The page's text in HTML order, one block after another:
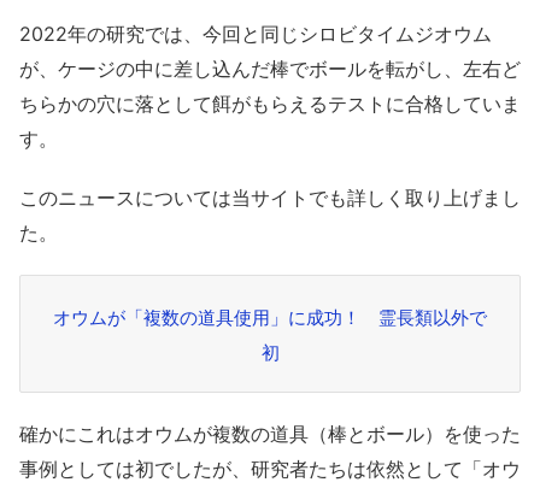
2022年の研究では、今回と同じシロビタイムジオウム
が、ケージの中に差し込んだ棒でボールを転がし、左右ど
ちらかの穴に落として餌がもらえるテストに合格していま
す。
このニュースについては当サイトでも詳しく取り上げまし
た。
オウムが「複数の道具使用」に成功！ 霊長類以外で
初
確かにこれはオウムが複数の道具（棒とボール）を使った
事例としては初でしたが、研究者たちは依然として「オウ